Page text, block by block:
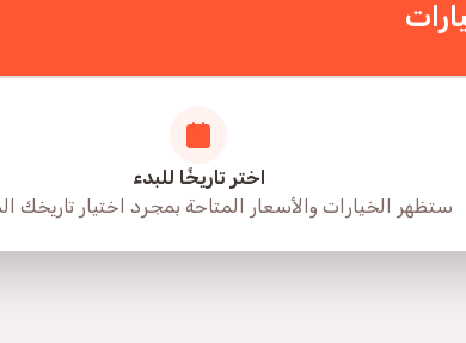
اختر تاريخًا للبدء
ستظهر الخيارات والأسعار المتاحة بمجرد اختيار تاريخك